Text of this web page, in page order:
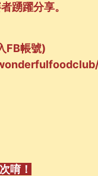
踴躍分享。
FB帳號)
唷！